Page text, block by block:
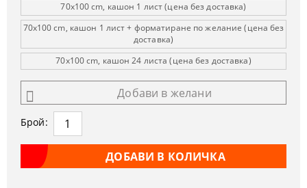
70х100 cm, кашон 1 лист (цена без доставка)
70х100 cm, кашон 1 лист + форматиране по желание (цена без
доставка)
70х100 cm, кашон 24 листа (цена без доставка)
Добави в желани
Брой: